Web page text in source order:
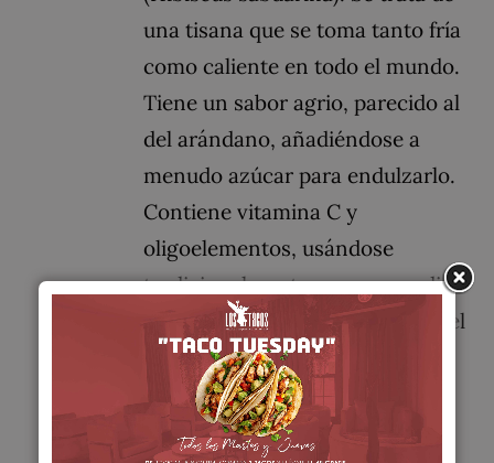
una tisana que se toma tanto fría
como caliente en todo el mundo.
Tiene un sabor agrio, parecido al
del arándano, añadiéndose a
menudo azúcar para endulzarlo.
Contiene vitamina C y
oligoelementos, usándose
tradicionalmente como remedio
suave debido a que incrementa el
bienestar orgánico general.
Contiene de un 15 a un 30 % de
ácidos orgánicos, incluyendo